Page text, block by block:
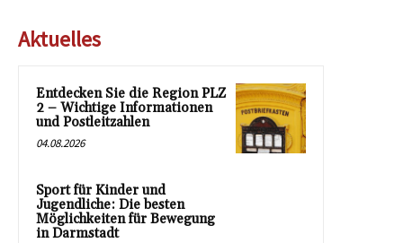
Aktuelles
Entdecken Sie die Region PLZ
2 – Wichtige Informationen
und Postleitzahlen
04.08.2026
Sport für Kinder und
Jugendliche: Die besten
Möglichkeiten für Bewegung
in Darmstadt